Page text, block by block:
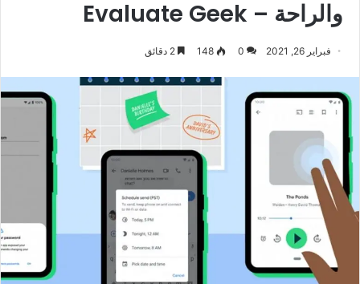
والراحة – Evaluate Geek
فبراير 26, 2021 0
148